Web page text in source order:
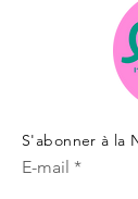
S'abonner à la
E-mail